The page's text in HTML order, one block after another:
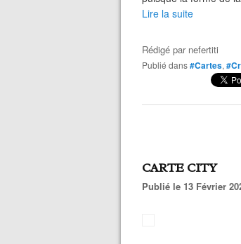
Lire la suite
Rédigé par nefertiti
Publié dans#Cartes,
CARTE CITY
Publié le 13 Février